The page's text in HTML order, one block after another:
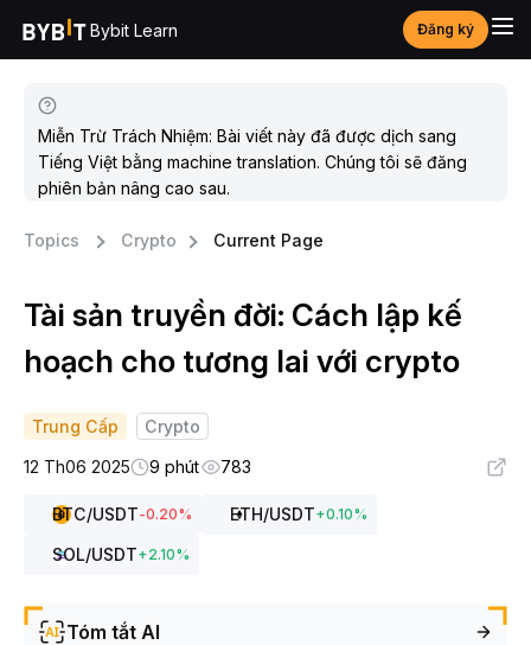
Bybit Learn Đăng ký
Miễn Trừ Trách Nhiệm: Bài viết này đã được dịch sang
Tiếng Việt bằng machine translation. Chúng tôi sẽ đăng
phiên bản nâng cao sau.
Topics Crypto Current Page
Tài sản truyền đời: Cách lập kế
hoạch cho tương lai với crypto
Trung Cấp
Crypto
12 Th06 2025
9 phút 783
BTC/USDT-0.20% ETH/USDT+0.10%
SOL/USDT+2.10%
Tóm tắt AI